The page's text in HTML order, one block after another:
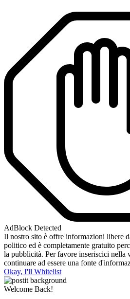
AdBlock Detected
Il nostro sito è offre informazioni libere
politico ed è completamente gratuito
la pubblicità. Per favore inseriscici nella
continuare ad essere una fonte
Okay, I'll Whitelist
Welcome Back!